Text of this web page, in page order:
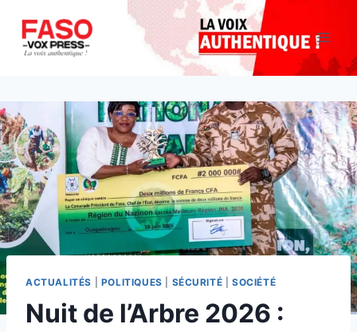
contenu
ACTUALITÉS POLITIQUES SÉCURITÉ |SOCIÉTÉ
Nuit de l’Arbre 2026 :